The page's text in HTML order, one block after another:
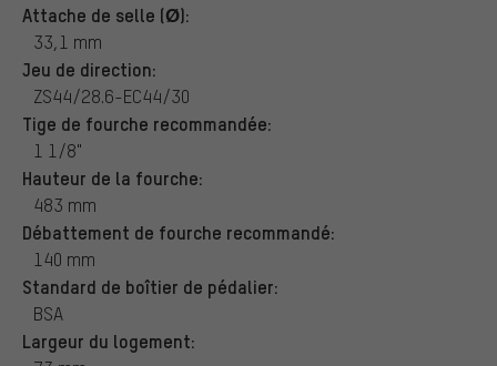
Attache de selle (Ø):
33,1 mm
Jeu de direction:
ZS44/28.6-EC44/30
Tige de fourche recommandée:
1 1/8"
Hauteur de la fourche:
483 mm
Débattement de fourche recommandé:
140 mm
Standard de boîtier de pédalier:
BSA
Largeur du logement: